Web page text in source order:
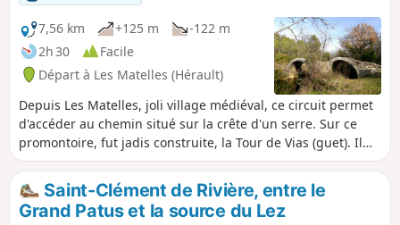
7,56 km
+125 m
-122 m
2h 30
Facile
Départ à Les Matelles (Hérault)
Depuis Les Matelles, joli village médiéval, ce circuit permet
d'accéder au chemin situé sur la crête d'un serre. Sur ce
promontoire, fut jadis construite, la Tour de Vias (guet). Il
offre de belles vues sur le Pic Saint-Loup, le village et
l'ancien couvent de Notre-Dame-des-Champs avant de
descendre vers le pont roman des Deux Serres qui franchit
le Lirou. Après, le tracé fait face à Notre-Dame-des-Champs
Saint-Clément de Rivière, entre le
Grand Patus et la source du Lez